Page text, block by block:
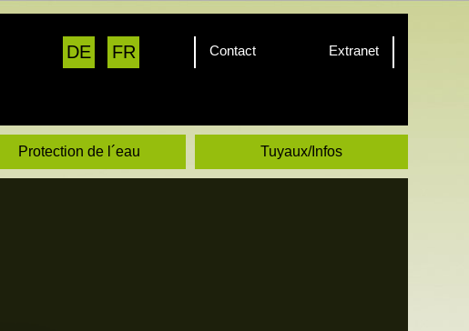
DE FR Contact Extranet
Protection de l´eau Tuyaux/Infos